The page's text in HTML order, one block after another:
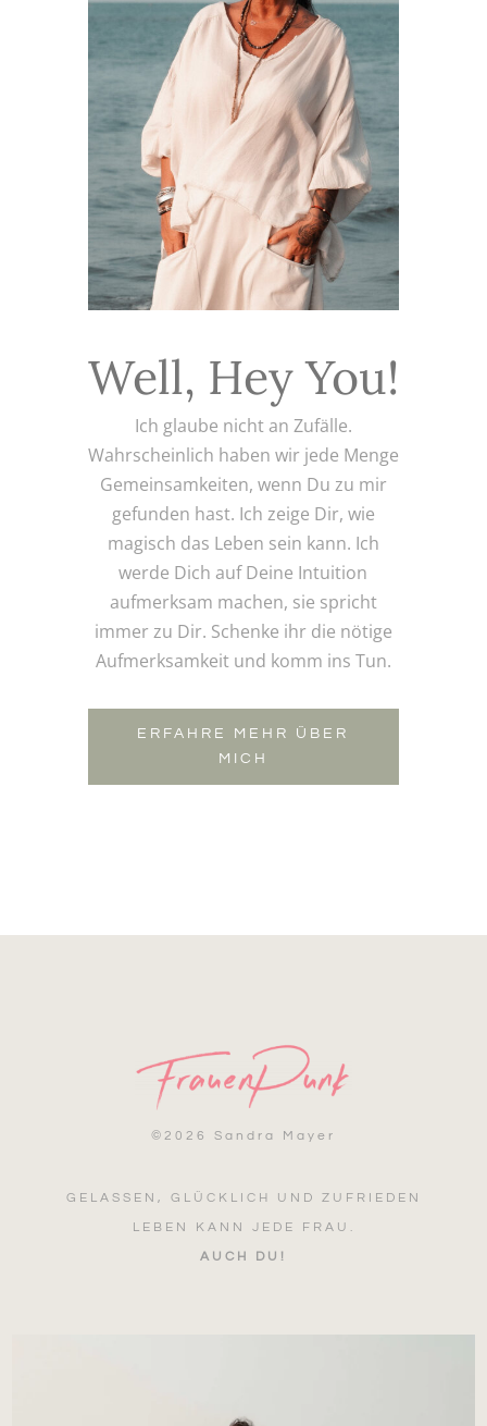
Well, Hey You!
Ich glaube nicht an Zufälle.
Wahrscheinlich haben wir jede Menge
Gemeinsamkeiten, wenn Du zu mir
gefunden hast. Ich zeige Dir, wie
magisch das Leben sein kann. Ich
werde Dich auf Deine Intuition
aufmerksam machen, sie spricht
immer zu Dir. Schenke ihr die nötige
Aufmerksamkeit und komm ins Tun.
ERFAHRE MEHR ÜBER
MICH
© 2026 Sandra Mayer
GELASSEN, GLÜCKLICH UND ZUFRIEDEN
LEBEN KANN JEDE FRAU.
AUCH DU!